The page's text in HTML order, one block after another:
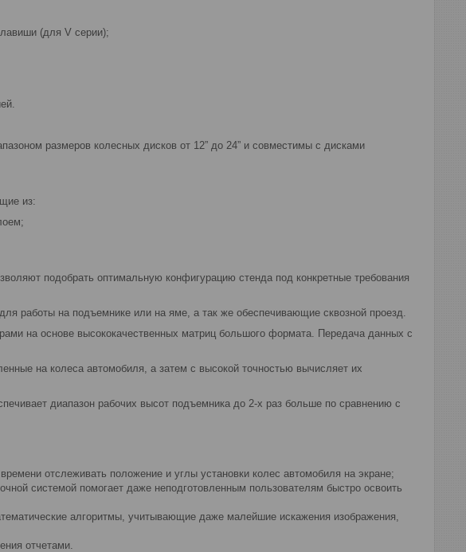
(для V серии);
размеров колесных дисков от 12” до 24” и совместимы с дисками
из:
подобрать оптимальную конфигурацию стенда под конкретные требования
работы на подъемнике или на яме, а так же обеспечивающие сквозной проезд.
на основе высококачественных матриц большого формата. Передача данных с
на колеса автомобиля, а затем с высокой точностью вычисляет их
диапазон рабочих высот подъемника до 2-х раз больше по сравнению с
отслеживать положение и углы установки колес автомобиля на экране;
системой помогает даже неподготовленным пользователям быстро освоить
алгоритмы, учитывающие даже малейшие искажения изображения,
отчетами.